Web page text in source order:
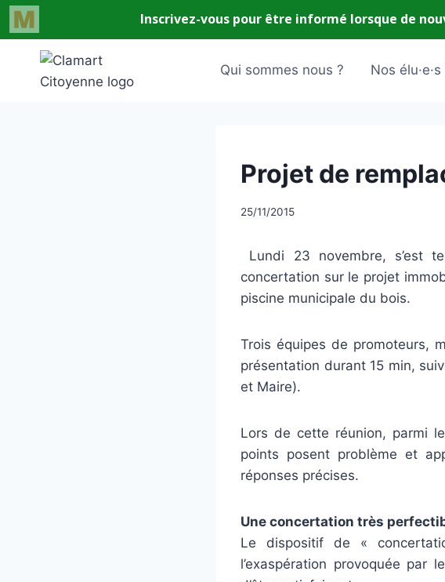
contenu
Qui sommes nous ? Nos
UNCATEGORIZED
Projet de
Par
25/11/2015
Lundi 23 novembre, s’est
concertation sur le projet
piscine municipale du bois.
Trois équipes de promoteurs,
présentation durant 15 min,
et Maire).
Lors de cette réunion, parmi
points posent problème et
réponses précises.
Une concertationtrès
Le dispositif de «
l’exaspération provoquée